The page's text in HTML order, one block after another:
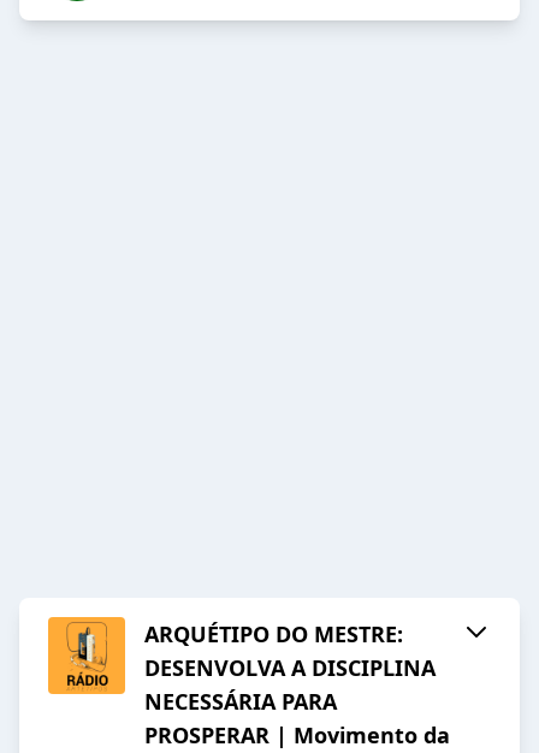
ARQUÉTIPO DO MESTRE:
DESENVOLVA A DISCIPLINA
NECESSÁRIA PARA
PROSPERAR | Movimento da